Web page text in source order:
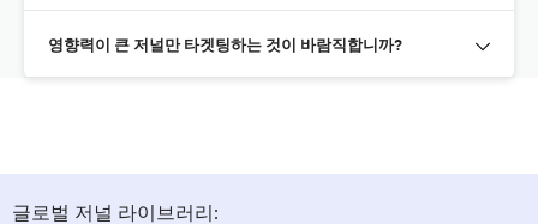
영향력이 큰 저널만 타겟팅하는 것이 바람직합니까?
글로벌 저널 라이브러리: